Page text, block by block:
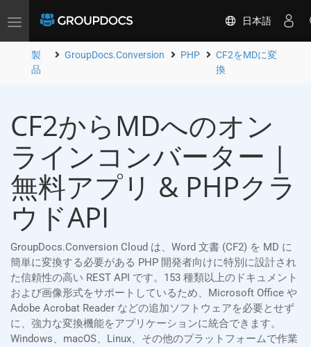
Toggle
日本語
製
品
GroupDocs.Conversion PHP
CF2をMDに変
換
CF2からMDへのオン
ラインコンバーター |
無料アプリ & PHPクラ
ウドAPI
GroupDocs.Conversion Cloud は、Word 文書 (CF2) を MD に
簡単に変換する必要がある PHP 開発者向けに特別に設計され
た信頼性の高い REST API です。153 種類以上のドキュメント
および画像形式をサポートしているため、Microsoft Office や
Adobe Acrobat Reader などの追加ソフトウェアを必要とせず
に、強力な変換機能をアプリケーションに統合できます。
Windows、macOS、Linux、その他のプラットフォームで作業